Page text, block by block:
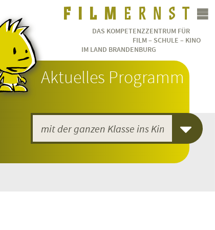
Aktuelles Programm
DAS KOMPETENZZENTRUM FÜR
FILM – SCHULE – KINO
IM LAND BRANDENBURG